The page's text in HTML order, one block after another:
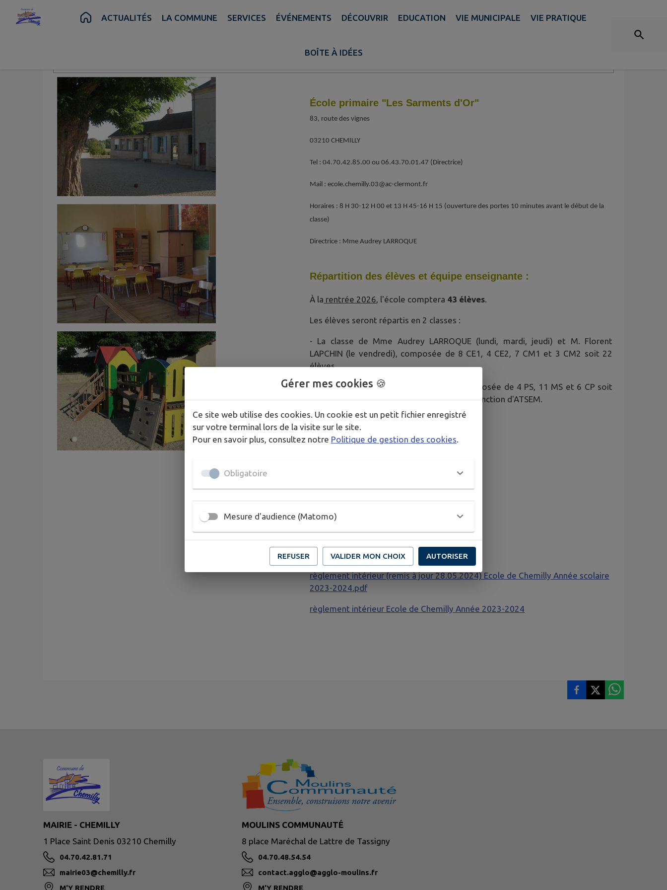
Contenu Menu Recherche Pied de page
ACTUALITÉS LA COMMUNE SERVICES ÉVÉNEMENTS DÉCOUVRIR EDUCATION VIE MUNICIPALE VIE PRATIQUE
BOÎTE À IDÉES
L'ÉCOLE DES SARMENTS D'OR
L'école des Sarments d'Or
École primaire "Les Sarments d'Or"
83, route des vignes
03210 CHEMILLY
Tel : 04.70.42.85.00 ou 06.43.70.01.47 (Directrice)
Mail : ecole.chemilly.03@ac-clermont.fr
Horaires : 8 H 30-12 H 00 et 13 H 45-16 H 15 (ouverture des portes 10 minutes avant le début de la
classe)
Directrice : Mme Audrey LARROQUE
Répartition des élèves et équipe enseignante :
À la rentrée 2026 , l'école comptera 43 élèves
Les élèves seront répartis en 2 classes :
- La classe de Mme Audrey LARROQUE (lundi, mardi, jeudi) et M. Florent
LAPCHIN (le vendredi), composée de 8 CE1, 4 CE2, 7 CM1 et 3 CM2 soit 22
élèves.
- La classe de Mme Florence RIMOUX, composée de 4 PS, 11 MS et 6 CP soit
21 élèves. Mme Florence DAFFIX assure la fonction d'ATSEM.
Compte-rendu de conseils d'école :
CR conseil d'école n°2 du 27 février 2026
CR conseil d'école n°3 du 28 mai 2024
CR conseil d'école n°1 du 17 octobre 2023
CR conseil d'école n°2 du 8 mars 2024
Règlement intérieur de l'école :
règlement intérieur (remis à jour 28.05.2024) Ecole de Chemilly Année scolaire
2023-2024.pdf
règlement intérieur Ecole de Chemilly Année 2023-2024
MAIRIE - CHEMILLY
1 Place Saint Denis 03210 Chemilly
04.70.42.81.71
mairie03@chemilly.fr
M'Y RENDRE
MOULINS COMMUNAUTÉ
8 place Maréchal de Lattre de Tassigny
04.70.48.54.54
contact.agglo@agglo-moulins.fr
M'Y RENDRE
Gérer mes cookies 🍪
Ce site web utilise des cookies. Un cookie est un petit fichier enregistré
sur votre terminal lors de la visite sur le site.
Pour en savoir plus, consultez notre Politique de gestion des cookies
Obligatoire
Mesure d'audience (Matomo)
REFUSER VALIDER MON CHOIX AUTORISER